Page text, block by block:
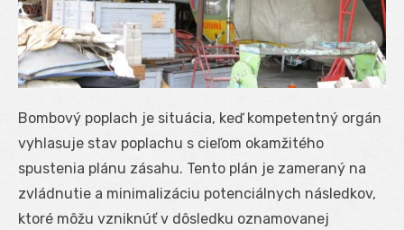
Bombový poplach je situácia, keď kompetentný orgán
vyhlasuje stav poplachu s cieľom okamžitého
spustenia plánu zásahu. Tento plán je zameraný na
zvládnutie a minimalizáciu potenciálnych následkov,
ktoré môžu vzniknúť v dôsledku oznamovanej